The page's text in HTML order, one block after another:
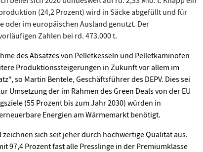
(24,2 Prozent) wird in Säcke abgefüllt und für
oder im europäischen Ausland genutzt. Der
Zahlen bei rd. 473.000 t.
des Absatzes von Pelletkesseln und Pelletkaminöfen
Produktionssteigerungen in Zukunft vor allem im
so Martin Bentele, Geschäftsführer des DEPV. Dies sei
Umsetzung der im Rahmen des Green Deals von der EU
(55 Prozent bis zum Jahr 2030) würden in
Energien am Wärmemarkt benötigt.
sich seit jeher durch hochwertige Qualität aus.
97,4 Prozent fast alle Presslinge in der Premiumklasse